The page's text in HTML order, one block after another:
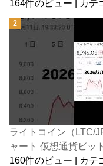
164件のビュー | カテ
ライトコイン（LTC/
ャート 仮想通貨ビッ
160件のビュー | カテ